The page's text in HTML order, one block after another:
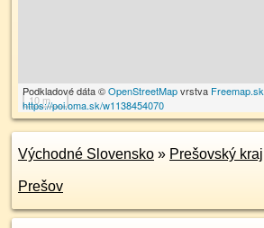
10 m
Podkladové dáta ©OpenStreetMapvrstva Freemap.sk
https://poi.oma.sk/w1138454070
Východné Slovensko » Prešovský kraj
Prešov